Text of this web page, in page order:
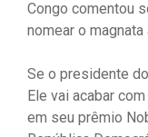
Congo comentou
nomear o
Se o presidente
Ele vai acabar
em seu prêmio